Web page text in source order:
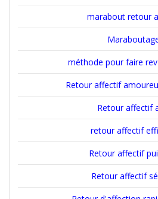
marabout retour
méthode pour faire
Retour affectif
Retour affectif
retour affectif
Retour affectif
Retour affectif